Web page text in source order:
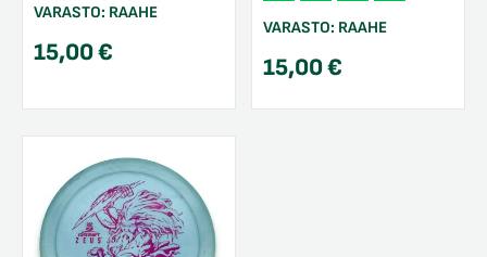
VARASTO: RAAHE
15,00€
VARASTO: RAAHE
15,00€